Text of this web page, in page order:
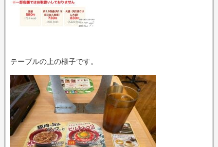
テーブルの上の様子です。